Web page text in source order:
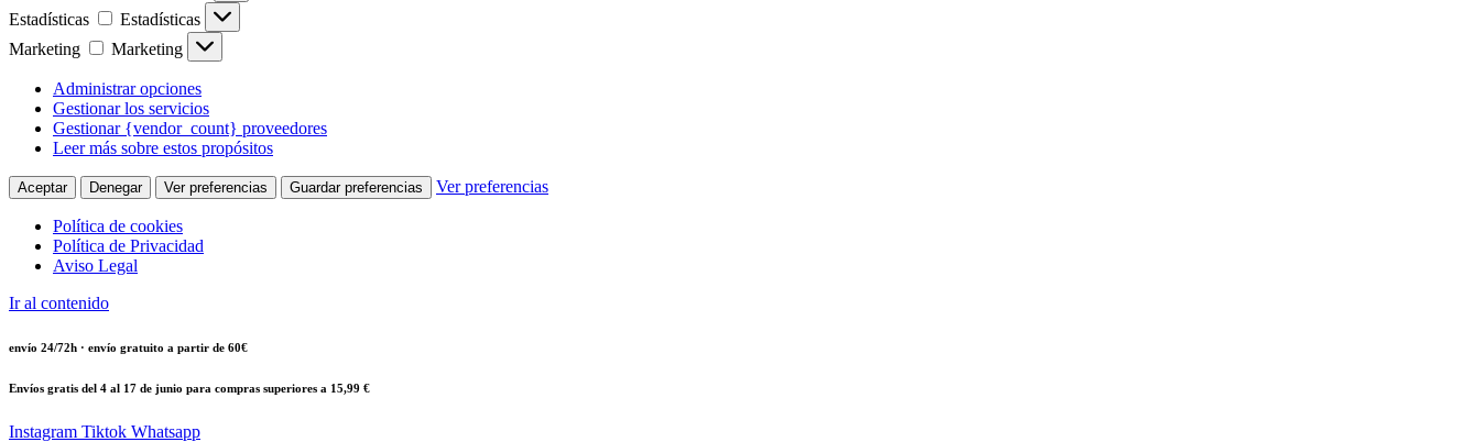
Estadísticas
Estadísticas
Marketing
Marketing
Administrar opciones
Gestionar los servicios
Gestionar {vendor_count} proveedores
Leer más sobre estos propósitos
Aceptar Denegar Ver preferencias Guardar preferencias Ver preferencias
Política de cookies
Política de Privacidad
Aviso Legal
Ir al contenido
envío 24/72h · envío gratuito a partir de 60€
Envíos gratis del 4 al 17 de junio para compras superiores a 15,99 €
Instagram Tiktok Whatsapp